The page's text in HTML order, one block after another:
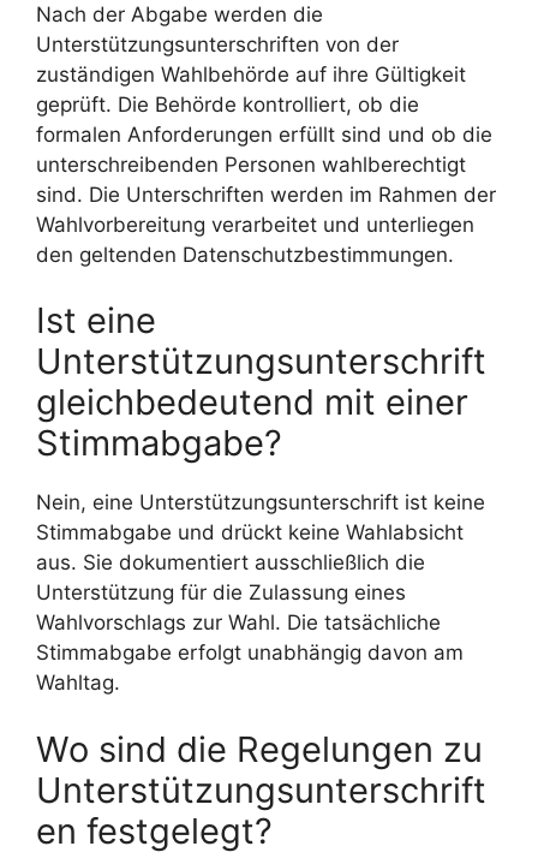
Nach der Abgabe werden die
Unterstützungsunterschriften von der
zuständigen Wahlbehörde auf ihre Gültigkeit
geprüft. Die Behörde kontrolliert, ob die
formalen Anforderungen erfüllt sind und ob die
unterschreibenden Personen wahlberechtigt
sind. Die Unterschriften werden im Rahmen der
Wahlvorbereitung verarbeitet und unterliegen
den geltenden Datenschutzbestimmungen.
Ist eine
Unterstützungsunterschrift
gleichbedeutend mit einer
Stimmabgabe?
Nein, eine Unterstützungsunterschrift ist keine
Stimmabgabe und drückt keine Wahlabsicht
aus. Sie dokumentiert ausschließlich die
Unterstützung für die Zulassung eines
Wahlvorschlags zur Wahl. Die tatsächliche
Stimmabgabe erfolgt unabhängig davon am
Wahltag.
Wo sind die Regelungen zu
Unterstützungsunterschrift
en festgelegt?